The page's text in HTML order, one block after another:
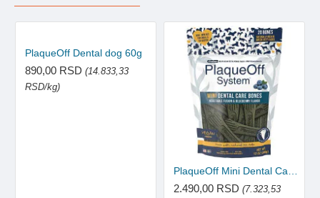
PlaqueOff Dental dog 60g
890,00 RSD (14.833,33
RSD/kg)
2.490,00 RSD (7.323,53